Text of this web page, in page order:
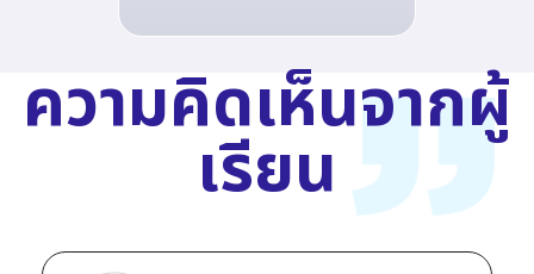
ความคิดเห็นจากผู้
เรียน